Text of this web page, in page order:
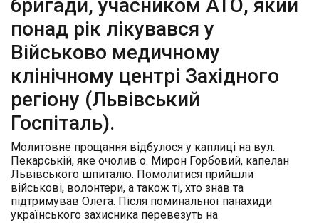
бригади, учасником АТО, який
понад рік лікувався у
Військово медичному
клінічному центрі Західного
регіону (Львівський
Госпіталь).
Молитовне прощання відбулося у каплиці на вул.
Пекарській, яке очолив о. Мирон Горбовий, капелан
Львівського шпиталю. Помолитися прийшли
військові, волонтери, а також ті, хто знав та
підтримував Олега. Після поминальної панахиди
українського захисника перевезуть на